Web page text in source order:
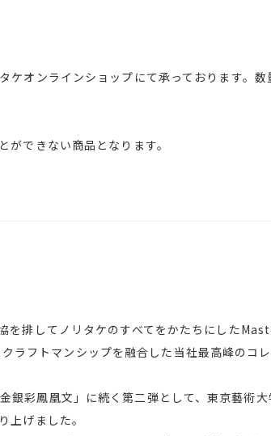
オンラインショップにて承っております。数
できない商品となります。
を排してノリタケのすべてをかたちにした
フトマンシップを融合した当社最高峰のコ
彩鳳凰文」に続く第二弾として、東京藝術大
上げました。